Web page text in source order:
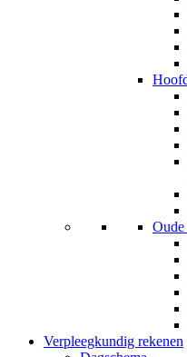
Verpleegkundig rekenen